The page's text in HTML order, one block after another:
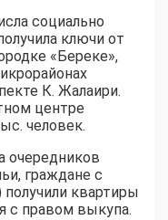
социально
ключи от
«Береке»,
К. Жалаири.
центре
человек.
очередников
граждане с
квартиры
с правом выкупа.